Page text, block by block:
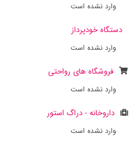
وارد نشده است
دستگاه خودپرداز
وارد نشده است
فروشگاه های رواحتی
وارد نشده است
داروخانه - دراگ استور
وارد نشده است